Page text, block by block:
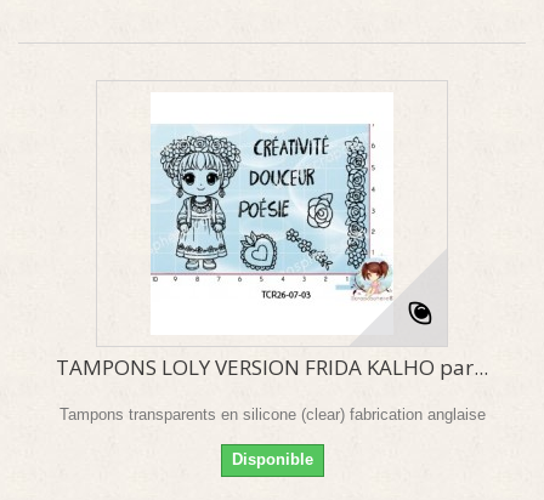
TAMPONS LOLY VERSION FRIDA KALHO par...
Tampons transparents en silicone (clear) fabrication anglaise
Disponible